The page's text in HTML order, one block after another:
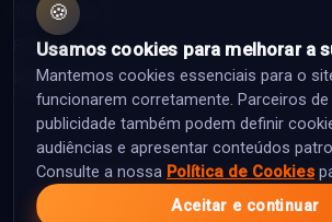
Top pedidos
Facebook
Instagram
© 2026 Classic Rock Portugal. Todos os
Política de PrivacidadePolítica de Cookies
🍪
Usamos cookies para melhorar a
Mantemos cookies essenciais para o
funcionarem corretamente. Parceiros
publicidade também podem definir
audiências e apresentar conteúdos
Consulte a nossa Política de Cookies
Aceitar e continuar